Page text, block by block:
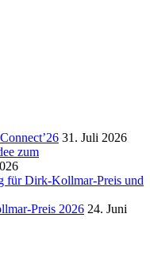
31. Juli 2026
zum
für Dirk-Kollmar-Preis und
Preis 2026 24. Juni